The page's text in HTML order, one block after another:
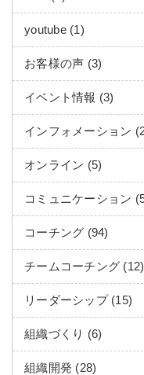
youtube (1)
お客様の声 (3)
イベント情報 (3)
インフォメーション
オンライン (5)
コミュニケーション
コーチング (94)
チームコーチング (12)
リーダーシップ (15)
組織づくり (6)
組織開発 (28)